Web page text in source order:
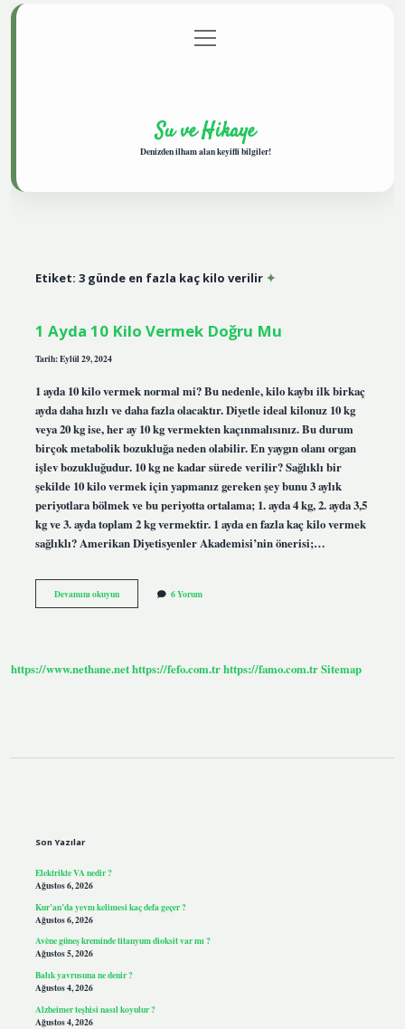
Gizlilik Politikası
menüyü
aç
Su ve Hikaye
Denizden ilham alan keyifli bilgiler!
Etiket: 3 günde en fazla kaç kilo verilir
1 Ayda 10 Kilo Vermek Doğru Mu
Tarih: Eylül 29, 2024
1 ayda 10 kilo vermek normal mi? Bu nedenle, kilo kaybı ilk birkaç
ayda daha hızlı ve daha fazla olacaktır. Diyetle ideal kilonuz 10 kg
veya 20 kg ise, her ay 10 kg vermekten kaçınmalısınız. Bu durum
birçok metabolik bozukluğa neden olabilir. En yaygın olanı organ
işlev bozukluğudur. 10 kg ne kadar sürede verilir? Sağlıklı bir
şekilde 10 kilo vermek için yapmanız gereken şey bunu 3 aylık
periyotlara bölmek ve bu periyotta ortalama; 1. ayda 4 kg, 2. ayda 3,5
kg ve 3. ayda toplam 2 kg vermektir. 1 ayda en fazla kaç kilo vermek
sağlıklı? Amerikan Diyetisyenler Akademisi’nin önerisi;…
Devamını okuyun1
Ayda
Mu
6 Yorum
https://www.nethane.nethttps://fefo.com.trhttps://famo.com.trSitemap
Son Yazılar
Elektrikte VA nedir ?
Ağustos 6, 2026
Kur’an’da yevm kelimesi kaç defa geçer ?
Ağustos 6, 2026
Avène güneş kreminde titanyum dioksit var mı ?
Ağustos 5, 2026
Balık yavrusuna ne denir ?
Ağustos 4, 2026
Alzheimer teşhisi nasıl koyulur ?
Ağustos 4, 2026